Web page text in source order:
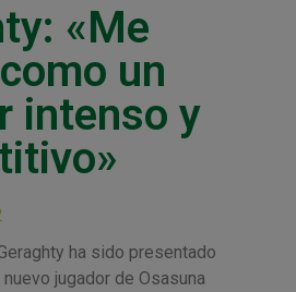
«Me
un
intenso y
ha sido presentado
jugador de Osasuna